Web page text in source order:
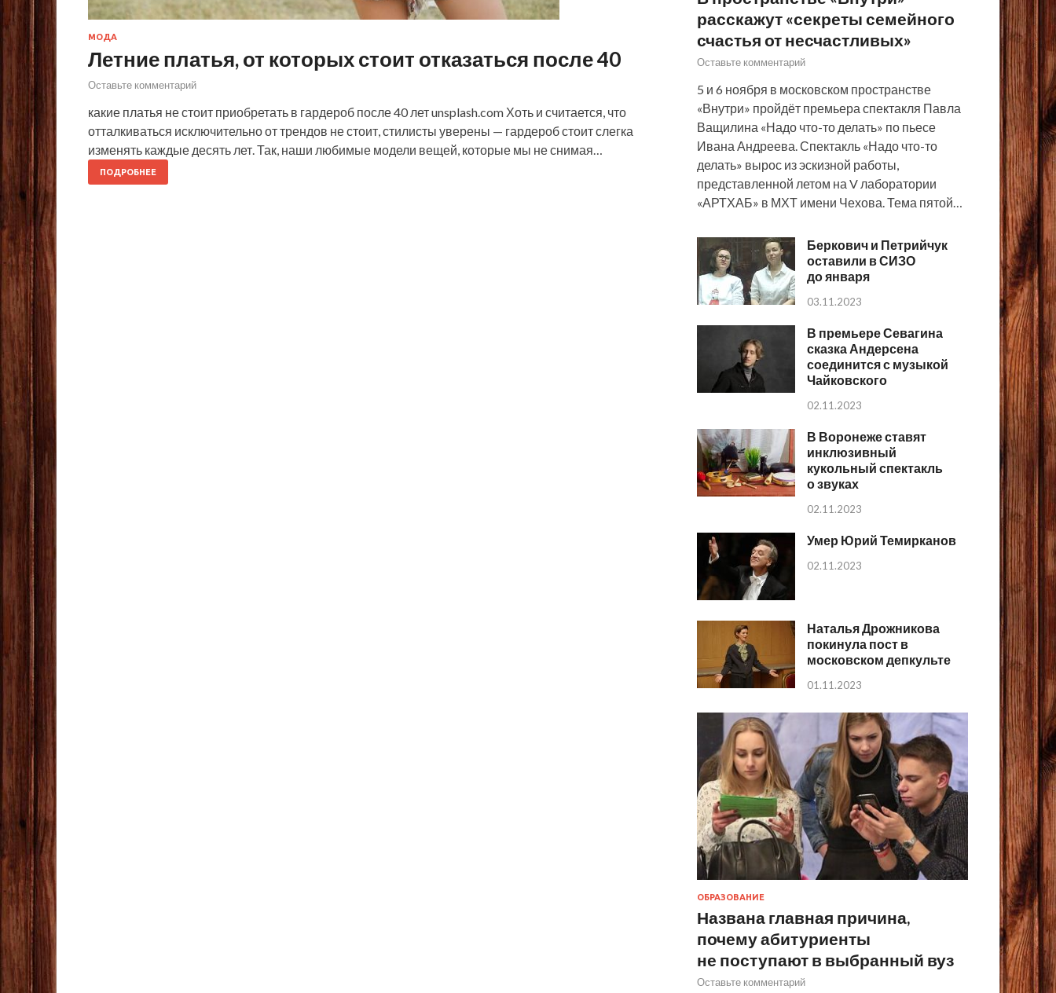
МОДА
Летние платья, от которых стоит отказаться после 40
Оставьте комментарий
какие платья не стоит приобретать в гардероб после 40 лет unsplash.com Хоть и считается, что
отталкиваться исключительно от трендов не стоит, стилисты уверены — гардероб стоит слегка
изменять каждые десять лет. Так, наши любимые модели вещей, которые мы не снимая…
ПОДРОБНЕЕ
расскажут «секреты семейного
счастья от несчастливых»
Оставьте комментарий
5 и 6 ноября в московском пространстве
«Внутри» пройдёт премьера спектакля Павла
Ващилина «Надо что-то делать» по пьесе
Ивана Андреева. Спектакль «Надо что-то
делать» вырос из эскизной работы,
представленной летом на V лаборатории
«АРТХАБ» в МХТ имени Чехова. Тема пятой…
Беркович и Петрийчук
оставили в СИЗО
до января
03.11.2023
В премьере Севагина
сказка Андерсена
соединится с музыкой
Чайковского
02.11.2023
В Воронеже ставят
инклюзивный
кукольный спектакль
о звуках
02.11.2023
Умер Юрий Темирканов
02.11.2023
Наталья Дрожникова
покинула пост в
московском депкульте
01.11.2023
ОБРАЗОВАНИЕ
Названа главная причина,
почему абитуриенты
не поступают в выбранный вуз
Оставьте комментарий